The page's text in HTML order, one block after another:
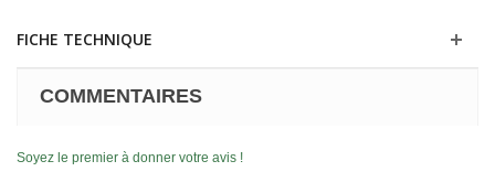
FICHE TECHNIQUE
COMMENTAIRES
Soyez le premier à donner votre avis !